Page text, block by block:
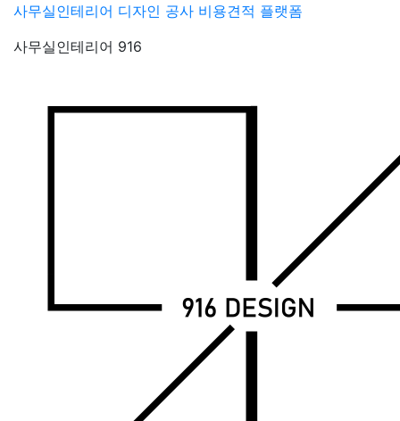
Skip
content
사무실인테리어 디자인 공사 비용견적 플랫폼
사무실인테리어 916